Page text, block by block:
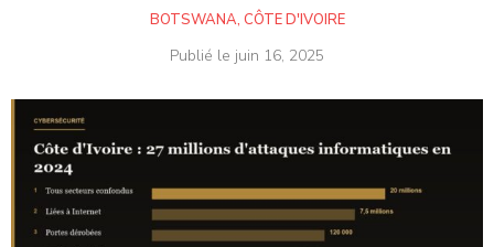
BOTSWANA, CÔTE D'IVOIRE
Publié le juin 16, 2025